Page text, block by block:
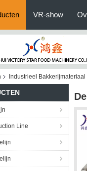
VR-show
Industrieel Bakkerijmateriaal
Line